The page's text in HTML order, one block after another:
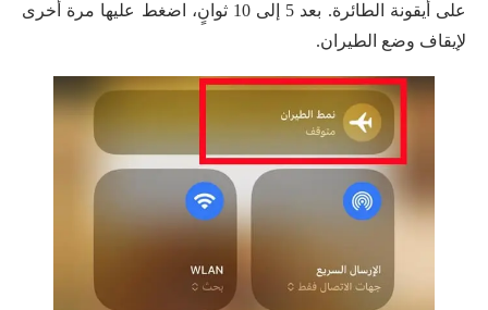
على أيقونة الطائرة. بعد 5 إلى 10 ثوانٍ، اضغط عليها مرة أخرى
لإيقاف وضع الطيران.